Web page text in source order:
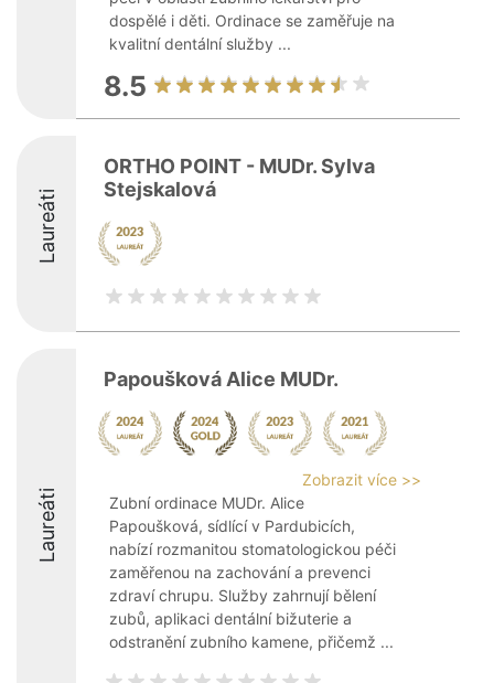
dospělé i děti. Ordinace se zaměřuje na
kvalitní dentální služby ...
8.5
Laureáti
ORTHO POINT - MUDr. Sylva
Stejskalová
Laureáti
Papoušková Alice MUDr.
Zobrazit více >>
Zubní ordinace MUDr. Alice
Papoušková, sídlící v Pardubicích,
nabízí rozmanitou stomatologickou péči
zaměřenou na zachování a prevenci
zdraví chrupu. Služby zahrnují bělení
zubů, aplikaci dentální bižuterie a
odstranění zubního kamene, přičemž ...